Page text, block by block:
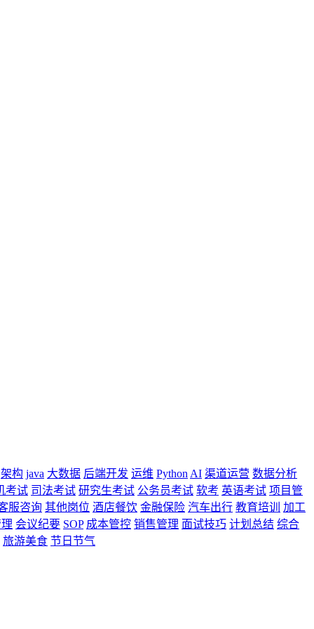
架构 java 大数据 后端开发 运维 Python AI 渠道运营 数据分析
考试 司法考试 研究生考试 公务员考试 软考 英语考试 项目管
服咨询 其他岗位 酒店餐饮 金融保险 汽车出行 教育培训
加工
会议纪要 SOP 成本管控 销售管理 面试技巧 计划总结 综合
旅游美食 节日节气